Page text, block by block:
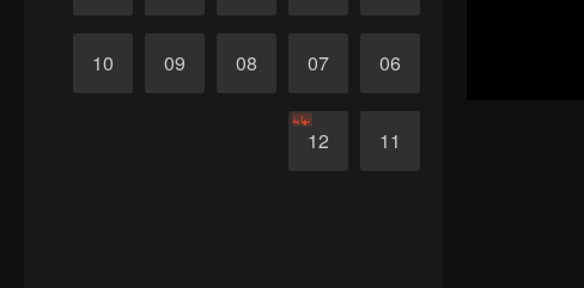
06
07
08
09
10
11
12
نهاية